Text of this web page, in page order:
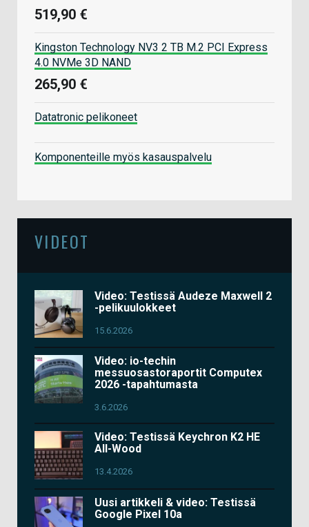
519,90 €
Kingston Technology NV3 2 TB M.2 PCI Express
4.0 NVMe 3D NAND
265,90 €
Datatronic pelikoneet
Komponenteille myös kasauspalvelu
VIDEOT
Video: Testissä Audeze Maxwell 2
-pelikuulokkeet
15.6.2026
Video: io-techin
messuosastoraportit Computex
2026 -tapahtumasta
3.6.2026
Video: Testissä Keychron K2 HE
All-Wood
13.4.2026
Uusi artikkeli & video: Testissä
Google Pixel 10a